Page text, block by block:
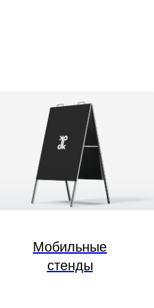
Мобильные
стенды